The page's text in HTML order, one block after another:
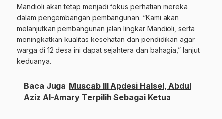
Mandioli akan tetap menjadi fokus perhatian mereka
dalam pengembangan pembangunan. “Kami akan
melanjutkan pembangunan jalan lingkar Mandioli, serta
meningkatkan kualitas kesehatan dan pendidikan agar
warga di 12 desa ini dapat sejahtera dan bahagia,” lanjut
keduanya.
Baca Juga Muscab III Apdesi Halsel, Abdul
Aziz Al-Amary Terpilih Sebagai Ketua